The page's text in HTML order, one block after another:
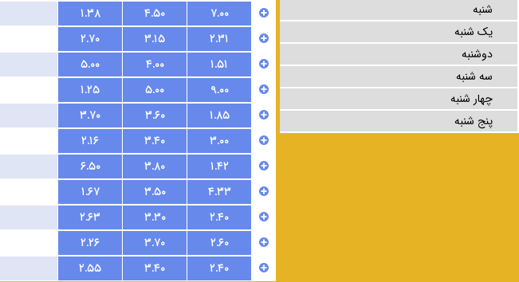
شنبه
یک شنبه
دوشنبه
سه شنبه
چهار شنبه
پنج شنبه
۱.۳۸ ۴.۵۰
۷.۰۰
۲.۷۰ ۳.۱۵
۲.۳۱
۵.۰۰ ۴.۰۰
۱.۵۱
۱.۲۵ ۵.۰۰
۹.۰۰
۳.۷۰ ۳.۶۰
۱.۸۵
۲.۱۶ ۳.۴۰
۳.۰۰
۶.۵۰ ۳.۸۰
۱.۴۲
۱.۶۷ ۳.۵۰
۴.۳۳
۲.۶۳ ۳.۳۰
۲.۴۰
۲.۲۶ ۳.۷۰
۲.۶۰
۲.۵۵ ۳.۴۰
۲.۴۰